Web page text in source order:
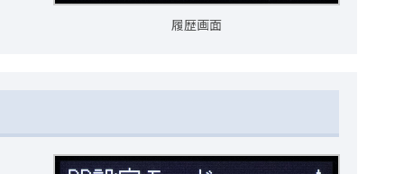
履歴画面